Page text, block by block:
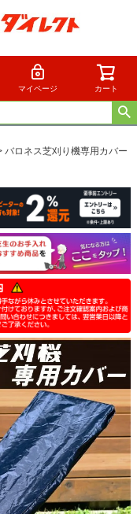
マイページ カート
バロネス芝刈り機専用カバー